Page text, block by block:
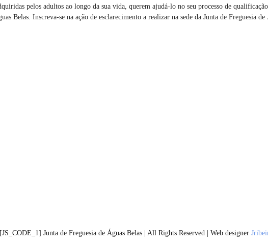
pelos adultos ao longo da sua vida, querem ajudá-lo no seu processo de
Belas. Inscreva-se na ação de esclarecimento a realizar na sede da Junta de Freguesia de
Junta de Freguesia de Águas Belas | All Rights Reserved | Web designer